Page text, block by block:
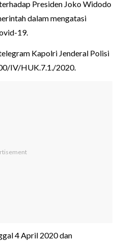
Presiden Joko Widodo
dalam mengatasi
19.
Kapolri Jenderal Polisi
IV/HUK.7.1./2020.
4 April 2020 dan